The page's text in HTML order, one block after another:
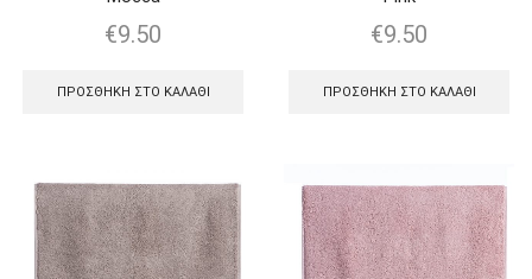
€9.50
ΠΡΟΣΘΉΚΗ ΣΤΟ ΚΑΛΆΘΙ
€9.50
ΠΡΟΣΘΉΚΗ ΣΤΟ ΚΑΛΆΘΙ